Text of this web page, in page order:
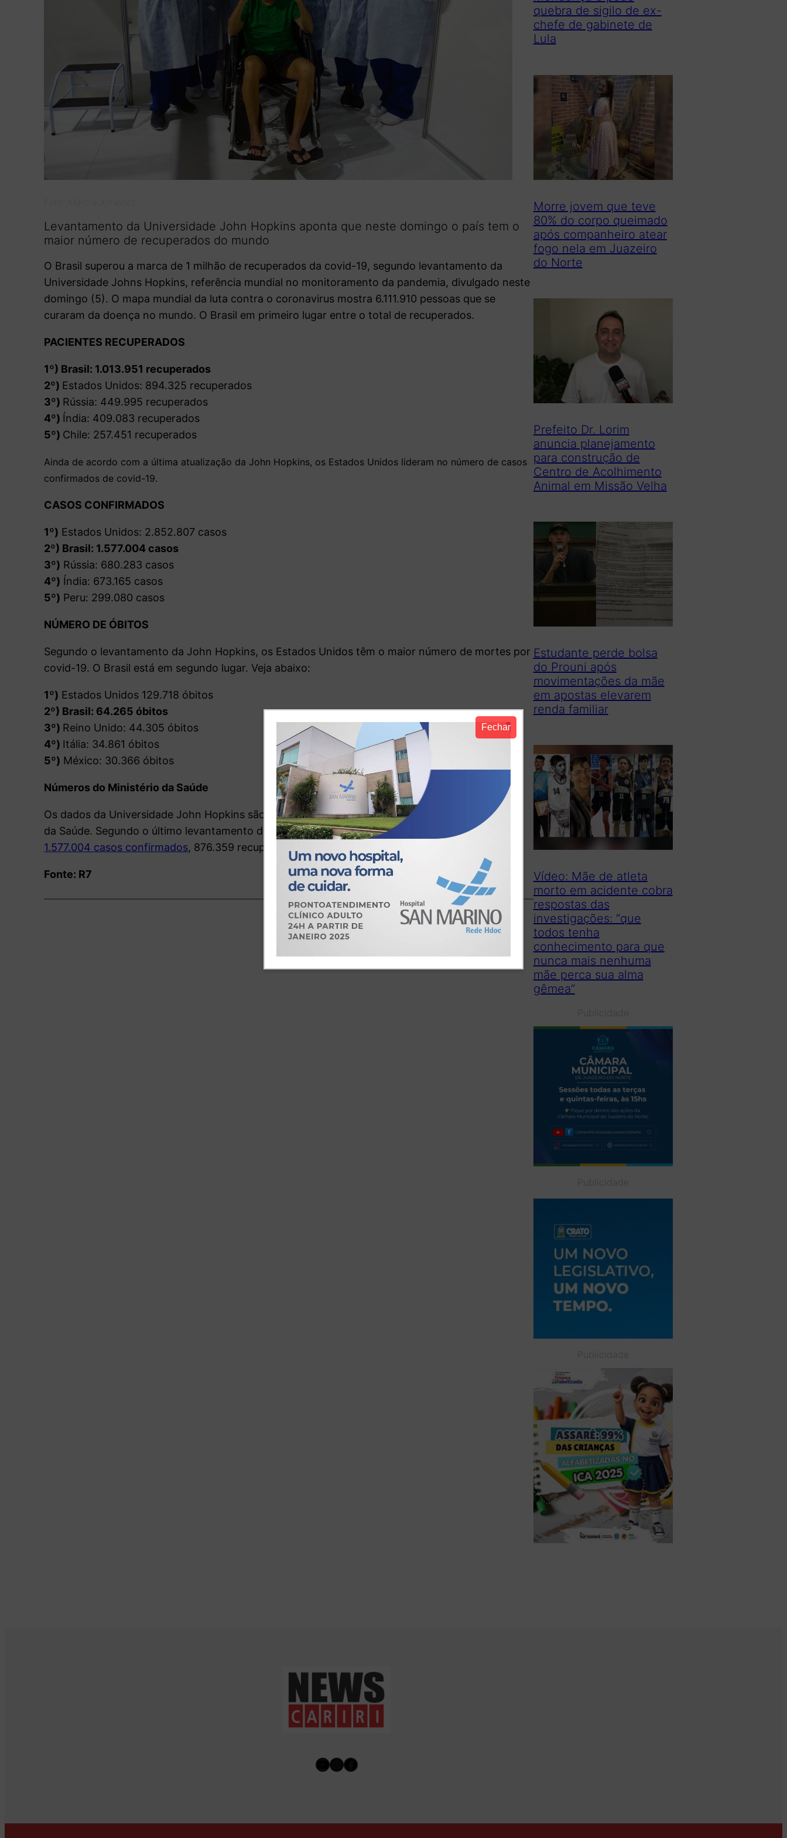
Fechar
Levantamento da Universidade John Hopkins aponta que neste domingo o país tem o
maior número de recuperados do mundo
O Brasil superou a marca de 1 milhão de recuperados da covid-19, segundo levantamento da
Universidade Johns Hopkins, referência mundial no monitoramento da pandemia, divulgado neste
domingo (5). O mapa mundial da luta contra o coronavirus mostra 6.111.910 pessoas que se
curaram da doença no mundo. O Brasil em primeiro lugar entre o total de recuperados.
PACIENTES RECUPERADOS
1º) Brasil: 1.013.951 recuperados
2º) Estados Unidos: 894.325 recuperados
3º) Rússia: 449.995 recuperados
4º) Índia: 409.083 recuperados
5º) Chile: 257.451 recuperados
Ainda de acordo com a última atualização da John Hopkins, os Estados Unidos lideram no número de casos
confirmados de covid-19.
CASOS CONFIRMADOS
1º) Estados Unidos: 2.852.807 casos
2º) Brasil: 1.577.004 casos
3º) Rússia: 680.283 casos
4º) Índia: 673.165 casos
5º) Peru: 299.080 casos
NÚMERO DE ÓBITOS
Segundo o levantamento da John Hopkins, os Estados Unidos têm o maior número de mortes por
covid-19. O Brasil está em segundo lugar. Veja abaixo:
1º) Estados Unidos 129.718 óbitos
2º) Brasil: 64.265 óbitos
3º) Reino Unido: 44.305 óbitos
4º) Itália: 34.861 óbitos
5º) México: 30.366 óbitos
Números do Ministério da Saúde
Os dados da Universidade John Hopkins são um pouco diferentes dos divulgados pelo Ministério
da Saúde. Segundo o último levantamento do ministério, divulgado neste sábado, o Brasil tem
1.577.004 casos confirmados, 876.359 recuperados e 64.265 óbitos.
Fonte: R7
quebra de sigilo de ex-
chefe de gabinete de
Lula
Morre jovem que teve
80% do corpo queimado
após companheiro atear
fogo nela em Juazeiro
do Norte
Prefeito Dr. Lorim
anuncia planejamento
para construção de
Centro de Acolhimento
Animal em Missão Velha
Estudante perde bolsa
do Prouni após
movimentações da mãe
em apostas elevarem
renda familiar
Vídeo: Mãe de atleta
morto em acidente cobra
respostas das
investigações: “que
todos tenha
conhecimento para que
nunca mais nenhuma
mãe perca sua alma
gêmea”
Publicidade
Publicidade
Publicidade
Youtube
Instagram
Facebook